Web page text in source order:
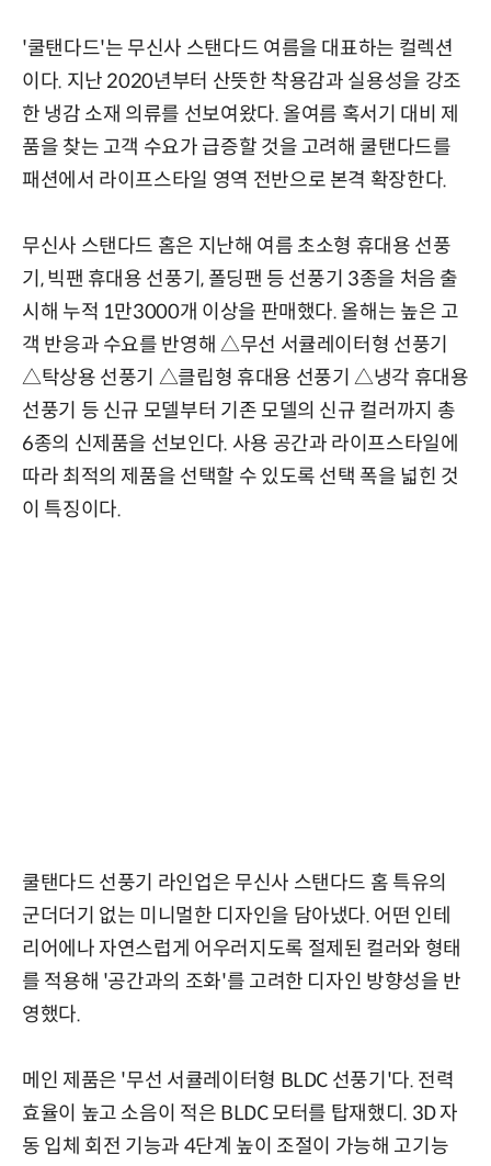
'쿨탠다드'는 무신사 스탠다드 여름을 대표하는 컬렉션
이다. 지난 2020년부터 산뜻한 착용감과 실용성을 강조
한 냉감 소재 의류를 선보여왔다. 올여름 혹서기 대비 제
품을 찾는 고객 수요가 급증할 것을 고려해 쿨탠다드를
패션에서 라이프스타일 영역 전반으로 본격 확장한다.
무신사 스탠다드 홈은 지난해 여름 초소형 휴대용 선풍
기, 빅팬 휴대용 선풍기, 폴딩팬 등 선풍기 3종을 처음 출
시해 누적 1만3000개 이상을 판매했다. 올해는 높은 고
객 반응과 수요를 반영해 △무선 서큘레이터형 선풍기
△탁상용 선풍기 △클립형 휴대용 선풍기 △냉각 휴대용
선풍기 등 신규 모델부터 기존 모델의 신규 컬러까지 총
6종의 신제품을 선보인다. 사용 공간과 라이프스타일에
따라 최적의 제품을 선택할 수 있도록 선택 폭을 넓힌 것
이 특징이다.
쿨탠다드 선풍기 라인업은 무신사 스탠다드 홈 특유의
군더더기 없는 미니멀한 디자인을 담아냈다. 어떤 인테
리어에나 자연스럽게 어우러지도록 절제된 컬러와 형태
를 적용해 '공간과의 조화'를 고려한 디자인 방향성을 반
영했다.
메인 제품은 '무선 서큘레이터형 BLDC 선풍기'다. 전력
효율이 높고 소음이 적은 BLDC 모터를 탑재했디. 3D 자
동 입체 회전 기능과 4단계 높이 조절이 가능해 고기능